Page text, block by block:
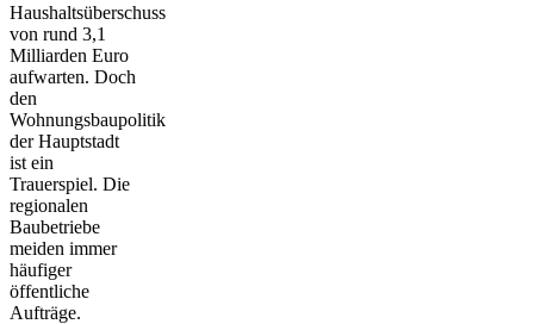
Haushaltsüberschuss
von rund 3,1
Milliarden Euro
aufwarten. Doch
den
Wohnungsbaupolitik
der Hauptstadt
ist ein
Trauerspiel. Die
regionalen
Baubetriebe
meiden immer
häufiger
öffentliche
Aufträge.